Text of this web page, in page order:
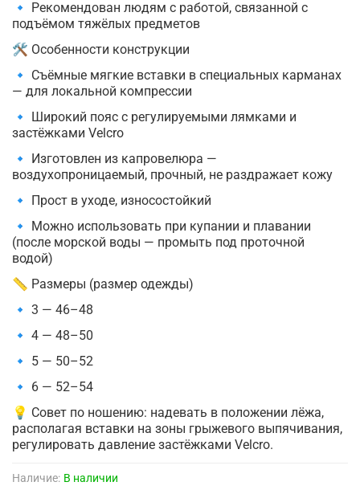
Наличие: В наличии
🔹 Рекомендован людям с работой, связанной с
подъёмом тяжёлых предметов
🛠 Особенности конструкции
🔹 Съёмные мягкие вставки в специальных карманах
— для локальной компрессии
🔹 Широкий пояс с регулируемыми лямками и
застёжками Velcro
🔹 Изготовлен из капровелюра —
воздухопроницаемый, прочный, не раздражает кожу
🔹 Прост в уходе, износостойкий
🔹 Можно использовать при купании и плавании
(после морской воды — промыть под проточной
водой)
📏 Размеры (размер одежды)
🔹 3 — 46–48
🔹 4 — 48–50
🔹 5 — 50–52
🔹 6 — 52–54
💡 Совет по ношению: надевать в положении лёжа,
располагая вставки на зоны грыжевого выпячивания,
регулировать давление застёжками Velcro.